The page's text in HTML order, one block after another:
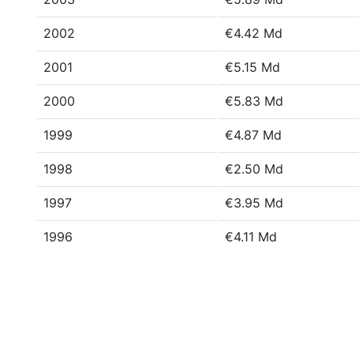
2002 €4.42 Md
2001 €5.15 Md
2000 €5.83 Md
1999 €4.87 Md
1998 €2.50 Md
1997 €3.95 Md
1996 €4.11 Md